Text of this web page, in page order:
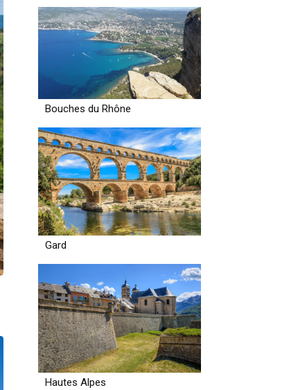
Bouches du Rhône
Gard
Hautes Alpes